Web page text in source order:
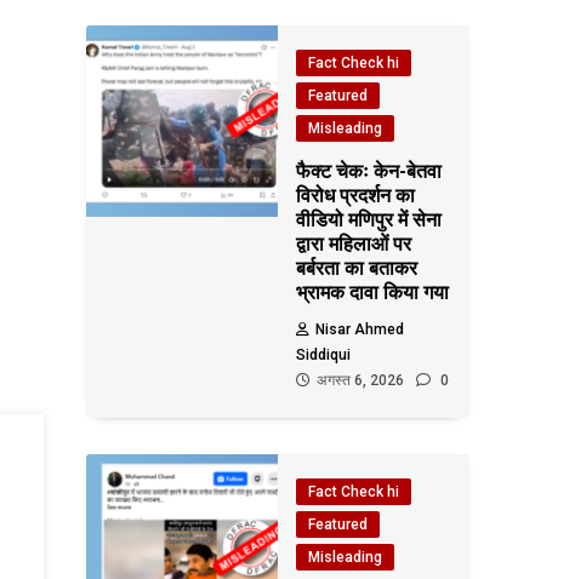
Fact Check hi
Featured
Misleading
फैक्ट चेकः केन-बेतवा
विरोध प्रदर्शन का
वीडियो मणिपुर में सेना
द्वारा महिलाओं पर
बर्बरता का बताकर
भ्रामक दावा किया गया
Nisar Ahmed
Siddiqui
अगस्त 6, 2026
0
Fact Check hi
Featured
Misleading